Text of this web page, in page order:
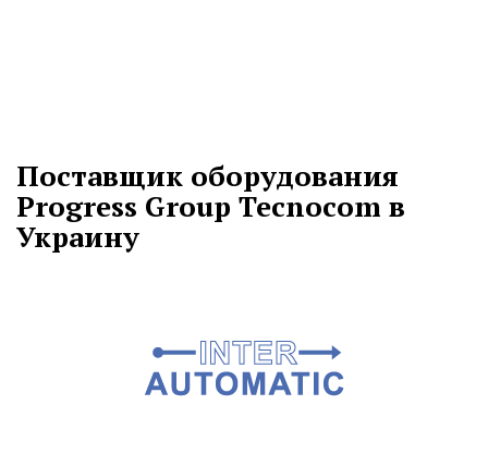
Поставщик оборудования
Progress Group Tecnocom в
Украину